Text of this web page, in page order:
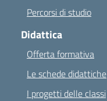
Percorsi di studio
Didattica
Offerta formativa
Le schede didattiche
I progetti delle classi